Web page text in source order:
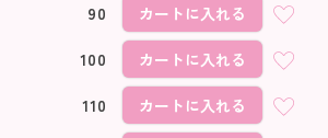
90 カートに入れる
100 カートに入れる
110 カートに入れる